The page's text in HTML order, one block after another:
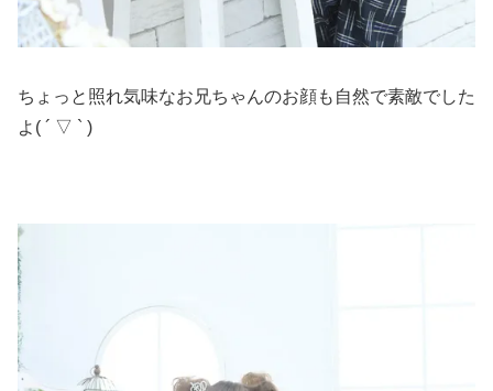
ちょっと照れ気味なお兄ちゃんのお顔も自然で素敵でした
よ( ´ ▽ ` )